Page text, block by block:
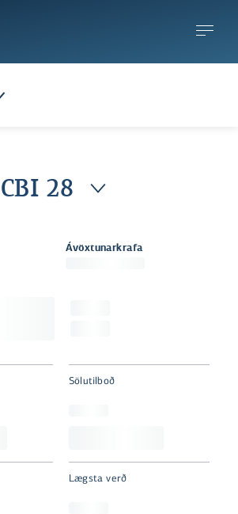
28
Ávöxtunarkrafa
Sölutilboð
Lægsta verð